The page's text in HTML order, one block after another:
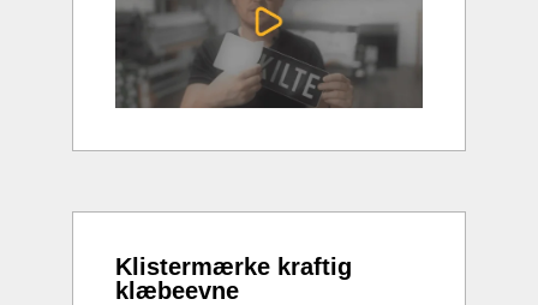
Klistermærke kraftig
klæbeevne